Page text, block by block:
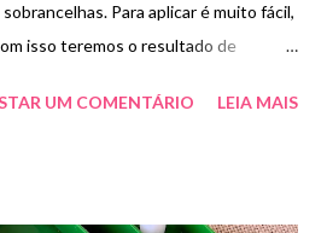
Para aplicar é muito fácil,
isso teremos o resultado de
UM COMENTÁRIO LEIA MAIS